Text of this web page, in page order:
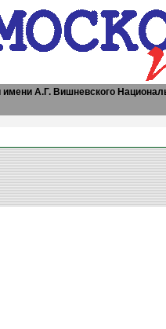
имени А.Г. Вишневского